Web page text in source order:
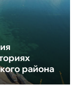
района